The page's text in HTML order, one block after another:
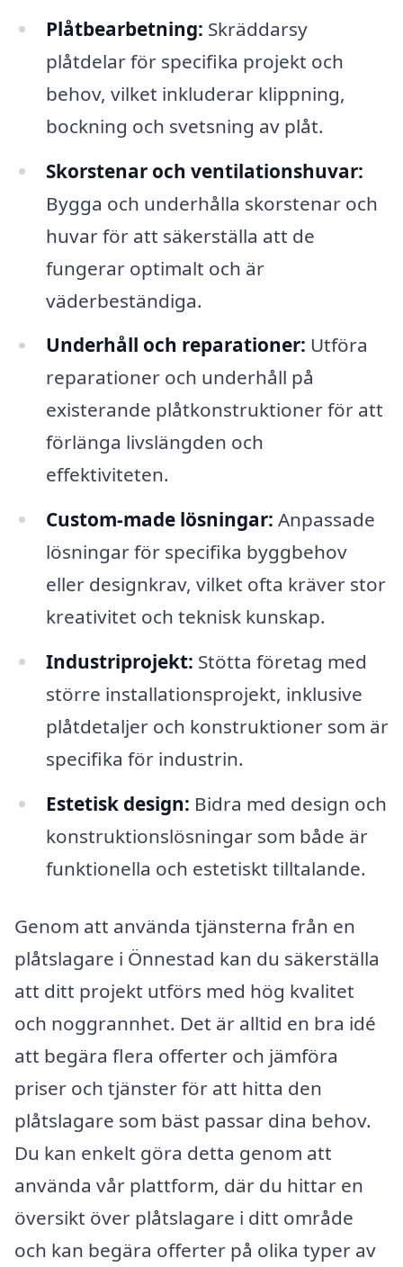
Plåtbearbetning: Skräddarsy
plåtdelar för specifika projekt och
behov, vilket inkluderar klippning,
bockning och svetsning av plåt.
Skorstenar och ventilationshuvar:
Bygga och underhålla skorstenar och
huvar för att säkerställa att de
fungerar optimalt och är
väderbeständiga.
Underhåll och reparationer: Utföra
reparationer och underhåll på
existerande plåtkonstruktioner för att
förlänga livslängden och
effektiviteten.
Custom-made lösningar: Anpassade
lösningar för specifika byggbehov
eller designkrav, vilket ofta kräver stor
kreativitet och teknisk kunskap.
Industriprojekt: Stötta företag med
större installationsprojekt, inklusive
plåtdetaljer och konstruktioner som är
specifika för industrin.
Estetisk design: Bidra med design och
konstruktionslösningar som både är
funktionella och estetiskt tilltalande.
Genom att använda tjänsterna från en
plåtslagare i Önnestad kan du säkerställa
att ditt projekt utförs med hög kvalitet
och noggrannhet. Det är alltid en bra idé
att begära flera offerter och jämföra
priser och tjänster för att hitta den
plåtslagare som bäst passar dina behov.
Du kan enkelt göra detta genom att
använda vår plattform, där du hittar en
översikt över plåtslagare i ditt område
och kan begära offerter på olika typer av